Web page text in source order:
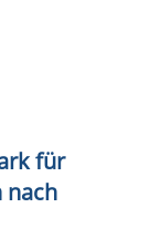
für
nach